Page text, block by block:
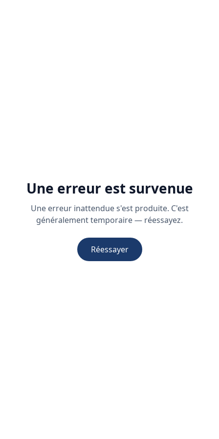
Une erreur est survenue
Une erreur inattendue s'est produite. C'est
généralement temporaire — réessayez.
Réessayer